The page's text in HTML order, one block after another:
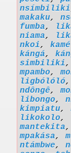
nsímbiliki
makaku,
fumba,
niama,
nkoi,
kángá,
simbiliki,
mpambo,
ligbólóló
ndôngê,
libongo,
kimpiatu,
likokolo,
mantekita
mpakása,
ntámbwe,